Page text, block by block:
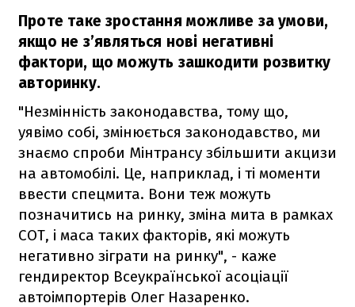
Проте таке зростання можливе за умови,
якщо не з’являться нові негативні
фактори, що можуть зашкодити розвитку
авторинку.
"Незмінність законодавства, тому що,
уявімо собі, змінюється законодавство, ми
знаємо спроби Мінтрансу збільшити акцизи
на автомобілі. Це, наприклад, і ті моменти
ввести спецмита. Вони теж можуть
позначитись на ринку, зміна мита в рамках
СОТ, і маса таких факторів, які можуть
негативно зіграти на ринку", - каже
гендиректор Всеукраїнської асоціації
автоімпортерів Олег Назаренко.